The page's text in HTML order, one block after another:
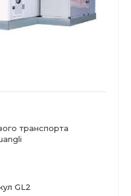
транспорта
GL2